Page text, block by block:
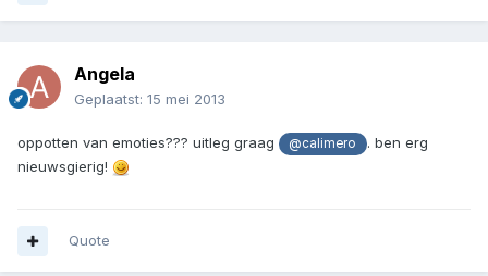
Angela
Geplaatst: 15 mei 2013
oppotten van emoties??? uitleg graag @calimero
. ben erg
nieuwsgierig!
Quote